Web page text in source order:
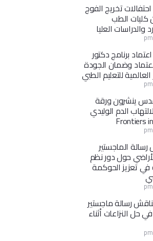
تخريج الفوج
كليات الطب
العليا
برنامج دكتور
وضمان الجودة
للتعليم الطبي
ينشرون ورقة
الدم الوليدي
الماجستير
حول دور نظم
في تعزيز الحوكمة
رسالة ماجستير
حل النزاعات أثناء